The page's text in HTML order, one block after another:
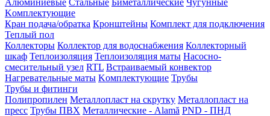
Алюминиевые Стальные Биметаллические Чугунные
Kомплектующие
Кран подача/обратка Кронштейны Комплект для подключения
Теплый пол
Коллекторы Коллектор для водоснабжения Коллекторный
шкаф Теплоизоляция Теплоизоляция маты Насосно-
смесительный узел RTL Встраиваемый конвектор
Нагревательные маты Kомплектующие Трубы
Трубы и фитинги
Полипропилен Металлопласт на скрутку Металлопласт на
пресс Трубы ПВХ Металлические - Alamă PND - ПНД